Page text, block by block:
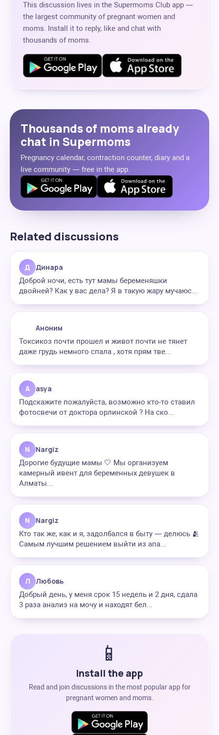
This discussion lives in the Supermoms Club app —
the largest community of pregnant women and
moms. Install it to reply, like and chat with
thousands of moms.
Thousands of moms already
chat in Supermoms
Pregnancy calendar, contraction counter, diary and a
live community — free in the app.
Related discussions
Д Динара
Доброй ночи, есть тут мамы беременяшки
двойней? Как у вас дела? Я в такую жару мучаюс...
Аноним
Токсикоз почти прошел и живот почти не тянет
даже грудь немного спала , хотя прям тве...
A asya
Подскажите пожалуйста, возможно кто-то ставил
фотосвечи от доктора орлинской ? На ско...
N Nargiz
Дорогие будущие мамы 🤍 Мы организуем
камерный ивент для беременных девушек в
Алматы...
N Nargiz
Кто так же, как и я, задолбался в быту — делюсь 🫂
Самым лучшим решением выйти из апа...
Л Любовь
Добрый день, у меня срок 15 недель и 2 дня, сдала
3 раза анализ на мочу и находят бел...
📱
Install the app
Read and join discussions in the most popular app for
pregnant women and moms.